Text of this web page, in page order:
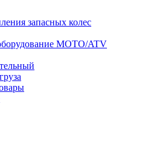
запасных колес
MOTO/ATV